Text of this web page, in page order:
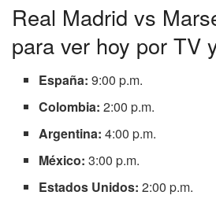
Real Madrid vs
para ver hoy por TV
España: 9:00 p.m.
Colombia: 2:00 p.m.
Argentina: 4:00 p.m.
México: 3:00 p.m.
Estados Unidos: 2:00 p.m.